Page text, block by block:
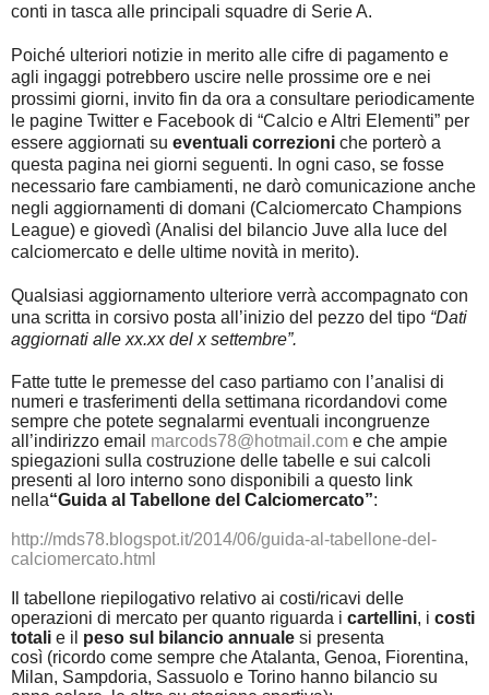
conti in tasca alle principali squadre di Serie A.
Poiché ulteriori notizie in merito alle cifre di pagamento e
agli ingaggi potrebbero uscire nelle prossime ore e nei
prossimi giorni, invito fin da ora a consultare periodicamente
le pagine Twitter e Facebook di “Calcio e Altri Elementi” per
essere aggiornati su eventuali correzioni che porterò a
questa pagina nei giorni seguenti. In ogni caso, se fosse
necessario fare cambiamenti, ne darò comunicazione anche
negli aggiornamenti di domani (Calciomercato Champions
League) e giovedì (Analisi del bilancio Juve alla luce del
calciomercato e delle ultime novità in merito).
Qualsiasi aggiornamento ulteriore verrà accompagnato con
una scritta in corsivo posta all’inizio del pezzo del tipo “Dati
aggiornati alle xx.xx del x settembre”.
Fatte tutte le premesse del caso partiamo con l’analisi di
numeri e trasferimenti della settimana ricordandovi come
sempre che potete segnalarmi eventuali incongruenze
all’indirizzo email marcods78@hotmail.com e che ampie
spiegazioni sulla costruzione delle tabelle e sui calcoli
presenti al loro interno sono disponibili a questo link
nella“Guida al Tabellone del Calciomercato”:
http://mds78.blogspot.it/2014/06/guida-al-tabellone-del-
calciomercato.html
Il tabellone riepilogativo relativo ai costi/ricavi delle
operazioni di mercato per quanto riguarda i cartellini, i costi
totali e il peso sul bilancio annuale si presenta
così (ricordo come sempre che Atalanta, Genoa, Fiorentina,
Milan, Sampdoria, Sassuolo e Torino hanno bilancio su